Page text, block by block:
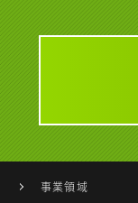
事業領域